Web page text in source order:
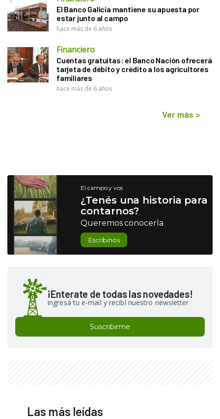
El Banco Galicia mantiene su apuesta por
estar junto al campo
hace más de 6 años
Financiero
Cuentas gratuitas: el Banco Nación ofrecerá
tarjeta de débito y crédito a los agricultores
familiares
hace más de 6 años
Ver más >
El campo y vos
¿Tenés una historia para
contarnos?
Queremos conocerla
Escribinos
¡Enterate de todas las novedades!
Ingresá tu e-mail y recibí nuestro newsletter
Suscribirme
Las más leídas